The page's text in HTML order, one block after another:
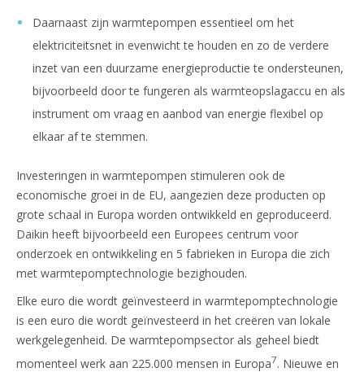
Daarnaast zijn warmtepompen essentieel om het
elektriciteitsnet in evenwicht te houden en zo de verdere
inzet van een duurzame energieproductie te ondersteunen,
bijvoorbeeld door te fungeren als warmteopslagaccu en als
instrument om vraag en aanbod van energie flexibel op
elkaar af te stemmen.
Investeringen in warmtepompen stimuleren ook de
economische groei in de EU, aangezien deze producten op
grote schaal in Europa worden ontwikkeld en geproduceerd.
Daikin heeft bijvoorbeeld een Europees centrum voor
onderzoek en ontwikkeling en 5 fabrieken in Europa die zich
met warmtepomptechnologie bezighouden.
Elke euro die wordt geïnvesteerd in warmtepomptechnologie
is een euro die wordt geïnvesteerd in het creëren van lokale
werkgelegenheid. De warmtepompsector als geheel biedt
momenteel werk aan 225.000 mensen in Europa7. Nieuwe en